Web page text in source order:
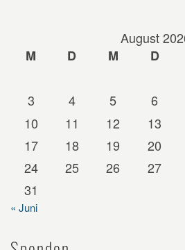
August
M
D M D
3
4 5 6
10
11 12 13
17
18 19 20
24
25 26 27
31
« Juni